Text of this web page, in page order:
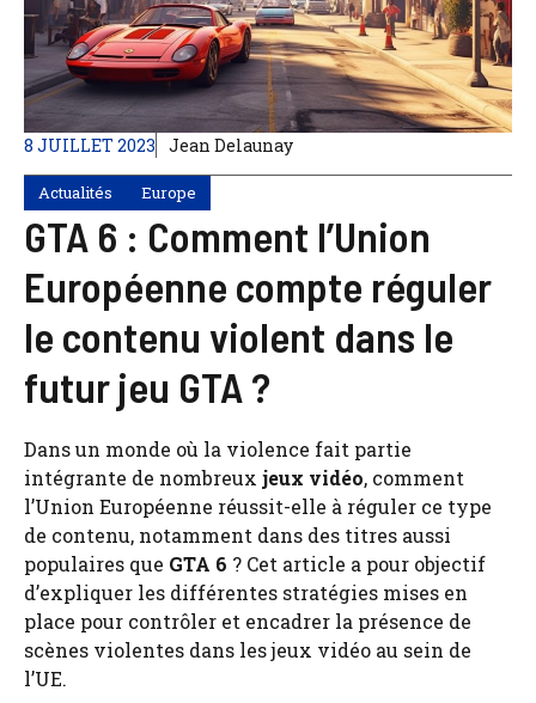
8 JUILLET 2023 Jean Delaunay
Actualités Europe
GTA 6 : Comment l’Union
Européenne compte réguler
le contenu violent dans le
futur jeu GTA ?
Dans un monde où la violence fait partie
intégrante de nombreux jeux vidéo, comment
l’Union Européenne réussit-elle à réguler ce type
de contenu, notamment dans des titres aussi
populaires que GTA 6 ? Cet article a pour objectif
d’expliquer les différentes stratégies mises en
place pour contrôler et encadrer la présence de
scènes violentes dans les jeux vidéo au sein de
l’UE.